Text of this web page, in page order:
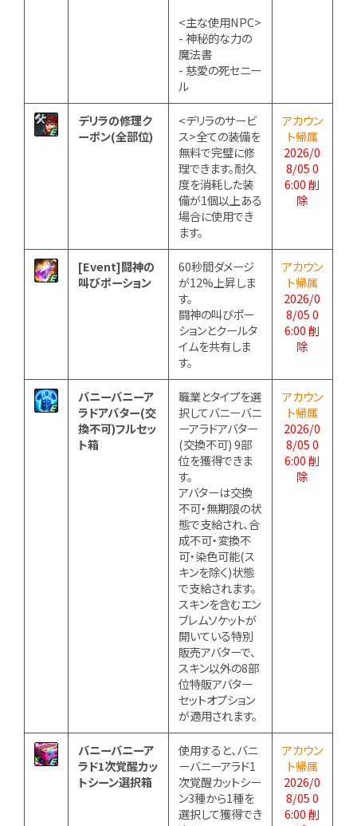
<主な使用NPC>
- 神秘的な力の
魔法書
- 慈愛の死セニー
ル
デリラの修理ク
ーポン(全部位)
<デリラのサービ
ス>全ての装備を
無料で完璧に修
理できます。耐久
度を消耗した装
備が1個以上ある
場合に使用でき
ます。
アカウン
ト帰属
2026/0
8/05 0
6:00 削
除
[Event]闘神の
叫びポーション
60秒間ダメージ
が12%上昇しま
す。
闘神の叫びポー
ションとクールタ
イムを共有しま
す。
アカウン
ト帰属
2026/0
8/05 0
6:00 削
除
バニーバニーア
ラドアバター(交
換不可)フルセッ
ト箱
職業とタイプを選
択してバニーバニ
ーアラドアバター
(交換不可) 9部
位を獲得できま
す。
アバターは交換
不可・無期限の状
態で支給され、合
成不可・変換不
可・染色可能(ス
キンを除く)状態
で支給されます。
スキンを含むエン
ブレムソケットが
開いている特別
販売アバターで、
スキン以外の8部
位特販アバター
セットオプション
が適用されます。
アカウン
ト帰属
2026/0
8/05 0
6:00 削
除
バニーバニーア
ラド1次覚醒カッ
トシーン選択箱
使用すると、バニ
ーバニーアラド1
次覚醒カットシー
ン3種から1種を
選択して獲得でき
アカウン
ト帰属
2026/0
8/05 0
6:00 削